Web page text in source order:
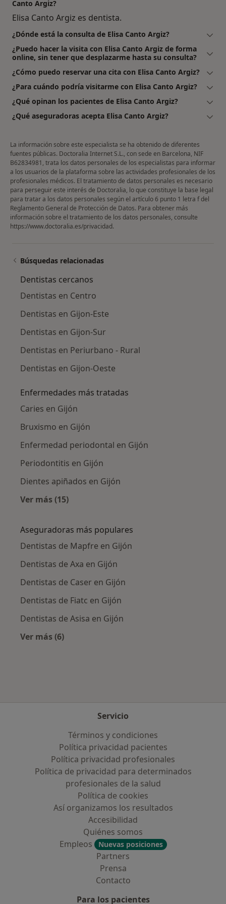
Canto Argiz?
Elisa Canto Argiz es dentista.
¿Dónde está la consulta de Elisa Canto Argiz?
¿Puedo hacer la visita con Elisa Canto Argiz de forma
online, sin tener que desplazarme hasta su consulta?
¿Cómo puedo reservar una cita con Elisa Canto Argiz?
¿Para cuándo podría visitarme con Elisa Canto Argiz?
¿Qué opinan los pacientes de Elisa Canto Argiz?
¿Qué aseguradoras acepta Elisa Canto Argiz?
La información sobre este especialista se ha obtenido de diferentes
fuentes públicas. Doctoralia Internet S.L., con sede en Barcelona, NIF
B62834981, trata los datos personales de los especialistas para informar
a los usuarios de la plataforma sobre las actividades profesionales de los
profesionales médicos. El tratamiento de datos personales es necesario
para perseguir este interés de Doctoralia, lo que constituye la base legal
para tratar a los datos personales según el artículo 6 punto 1 letra f del
Reglamento General de Protección de Datos. Para obtener más
información sobre el tratamiento de los datos personales, consulte
https://www.doctoralia.es/privacidad.
Búsquedas relacionadas
Dentistas cercanos
Dentistas en Centro
Dentistas en Gijon-Este
Dentistas en Gijon-Sur
Dentistas en Periurbano - Rural
Dentistas en Gijon-Oeste
Enfermedades más tratadas
Caries en Gijón
Bruxismo en Gijón
Enfermedad periodontal en Gijón
Periodontitis en Gijón
Dientes apiñados en Gijón
Ver más (15)
Aseguradoras más populares
Dentistas de Mapfre en Gijón
Dentistas de Axa en Gijón
Dentistas de Caser en Gijón
Dentistas de Fiatc en Gijón
Dentistas de Asisa en Gijón
Ver más (6)
Servicio
Términos y condiciones
Política privacidad pacientes
Política privacidad profesionales
Política de privacidad para determinados
profesionales de la salud
Política de cookies
Así organizamos los resultados
Accesibilidad
Quiénes somos
Empleos
Nuevas posiciones
Partners
Prensa
Contacto
Para los pacientes